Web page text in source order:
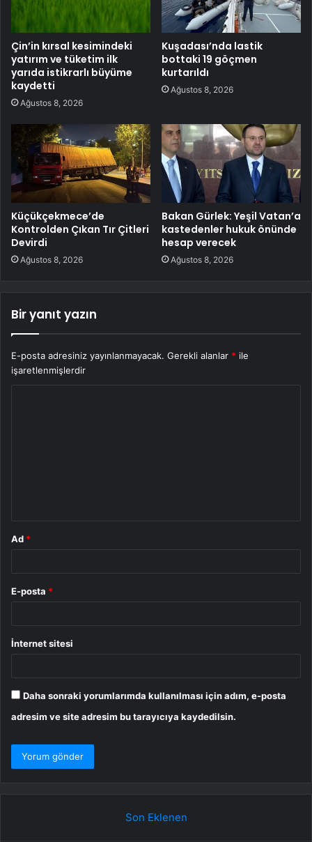
Çin’in kırsal kesimindeki
yatırım ve tüketim ilk
yarıda istikrarlı büyüme
kaydetti
Ağustos 8, 2026
Kuşadası’nda lastik
bottaki 19 göçmen
kurtarıldı
Ağustos 8, 2026
Küçükçekmece’de
Kontrolden Çıkan Tır Çitleri
Devirdi
Ağustos 8, 2026
Bakan Gürlek: Yeşil Vatan’a
kastedenler hukuk önünde
hesap verecek
Ağustos 8, 2026
Bir yanıt yazın
E-posta adresiniz yayınlanmayacak. Gerekli alanlar * ile
işaretlenmişlerdir
Ad *
E-posta *
İnternet sitesi
Daha sonraki yorumlarımda kullanılması için adım, e-posta
adresim ve site adresim bu tarayıcıya kaydedilsin.
Son Eklenen